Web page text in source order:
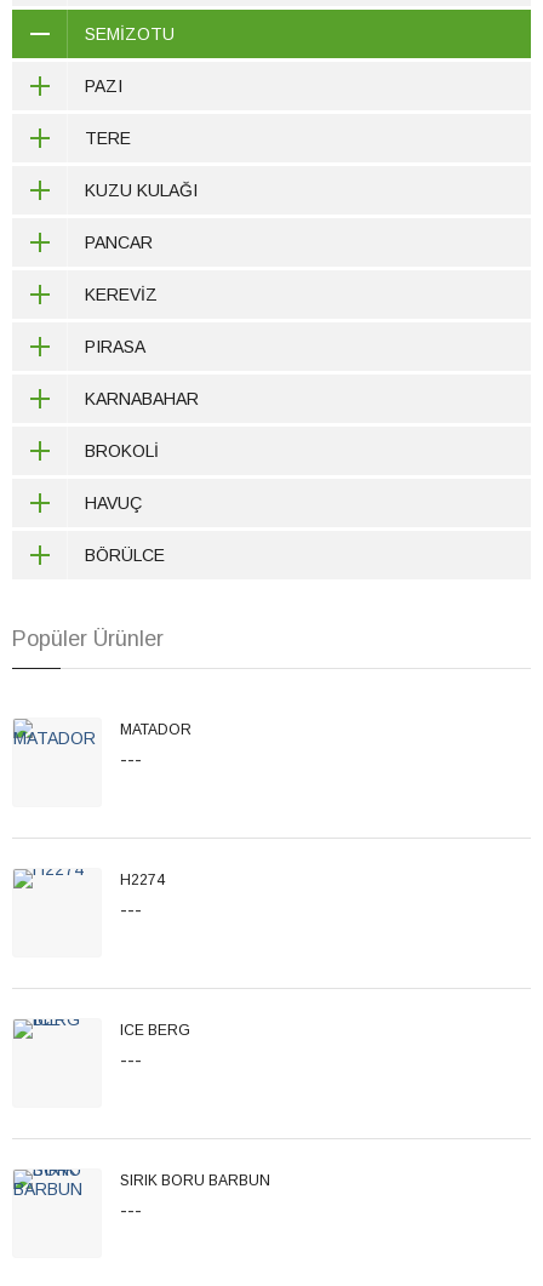
SEMİZOTU
PAZI
TERE
KUZU KULAĞI
PANCAR
KEREVİZ
PIRASA
KARNABAHAR
BROKOLİ
HAVUÇ
BÖRÜLCE
Popüler Ürünler
MATADOR
---
H2274
---
ICE BERG
---
SIRIK BORU BARBUN
---